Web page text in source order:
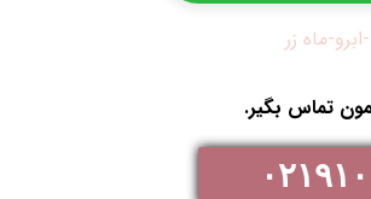
تماس بگیر.